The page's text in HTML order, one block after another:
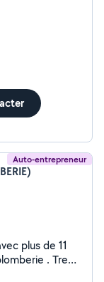
Auto-entrepreneur
plus de 11
. Tres